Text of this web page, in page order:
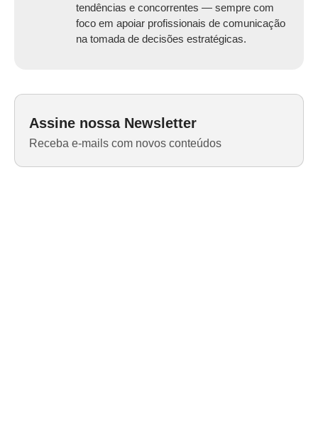
Assine nossa Newsletter
Receba e-mails com novos conteúdos
tendências e concorrentes — sempre com
foco em apoiar profissionais de comunicação
na tomada de decisões estratégicas.